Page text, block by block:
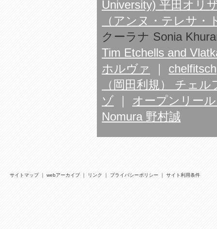
University) 平田オリ
（アンヌ・テレサ
クーラナ Sonia
Tim Etchells and
ホルヴァ
chelfitsch
（岡田利規） チェ
ゾ
オープンリー
Nomura 野村誠
サイトマップ｜ webアーカイブ ｜ リンク ｜ プライバシーポリシー ｜ サイト利用条件